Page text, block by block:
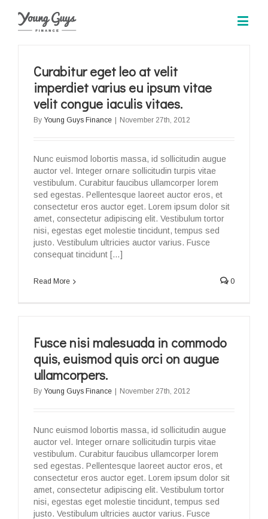
Curabitur eget leo at velit
imperdiet varius eu ipsum vitae
velit congue iaculis vitaes.
By Young Guys Finance November 27th, 2012
Nunc euismod lobortis massa, id sollicitudin augue
auctor vel. Integer ornare sollicitudin turpis vitae
vestibulum. Curabitur faucibus ullamcorper lorem
sed egestas. Pellentesque laoreet auctor eros, et
consectetur eros auctor eget. Lorem ipsum dolor sit
amet, consectetur adipiscing elit. Vestibulum tortor
nisi, egestas eget molestie tincidunt, tempus sed
justo. Vestibulum ultricies auctor varius. Fusce
consequat tincidunt […]
Read More 0
Fusce nisi malesuada in commodo
quis, euismod quis orci on augue
ullamcorpers.
By Young Guys Finance November 27th, 2012
Nunc euismod lobortis massa, id sollicitudin augue
auctor vel. Integer ornare sollicitudin turpis vitae
vestibulum. Curabitur faucibus ullamcorper lorem
sed egestas. Pellentesque laoreet auctor eros, et
consectetur eros auctor eget. Lorem ipsum dolor sit
amet, consectetur adipiscing elit. Vestibulum tortor
nisi, egestas eget molestie tincidunt, tempus sed
justo. Vestibulum ultricies auctor varius. Fusce